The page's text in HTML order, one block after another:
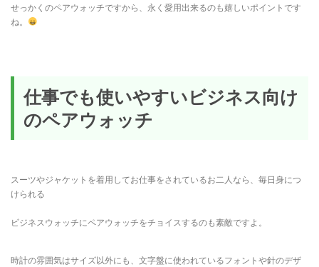
せっかくのペアウォッチですから、永く愛用出来るのも嬉しいポイントです
ね。
仕事でも使いやすいビジネス向け
のペアウォッチ
スーツやジャケットを着用してお仕事をされているお二人なら、毎日身につ
けられる
ビジネスウォッチにペアウォッチをチョイスするのも素敵ですよ。
時計の雰囲気はサイズ以外にも、文字盤に使われているフォントや針のデザ